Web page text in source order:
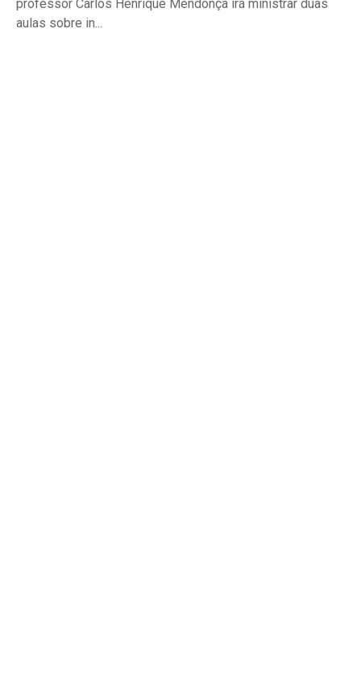
professor Carlos Henrique Mendonça irá ministrar duas
aulas sobre in...